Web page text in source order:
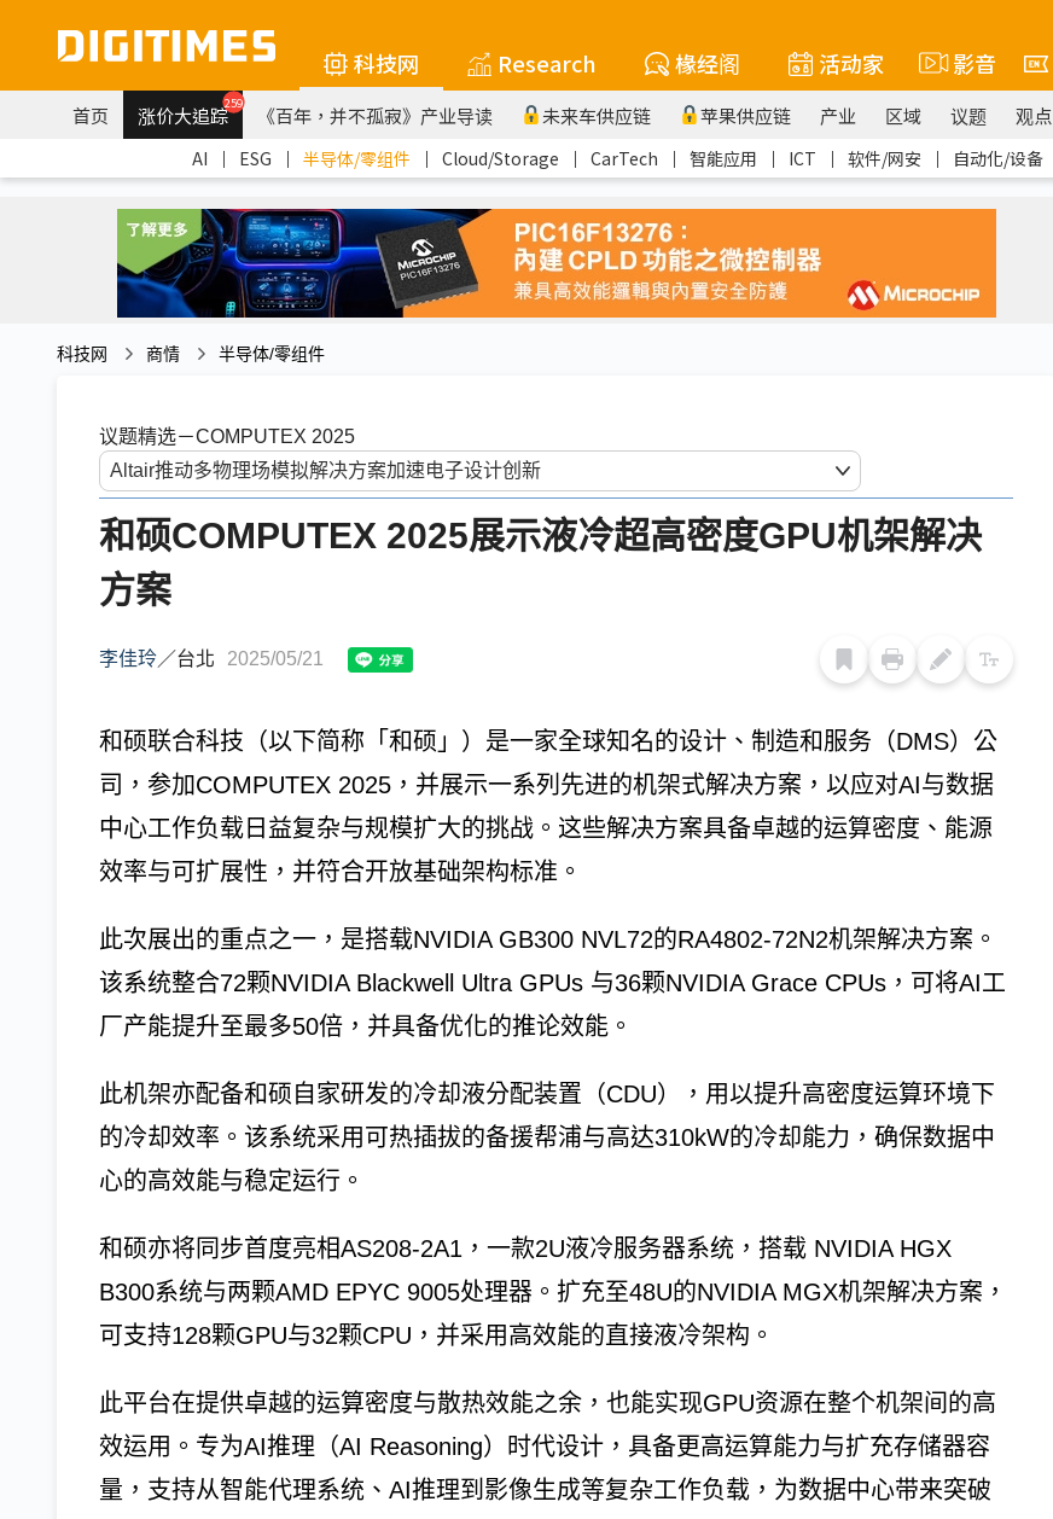
科技网 Research 椽经阁 活动家 影音
首页 涨价大追踪259 《百年，并不孤寂》产业导读 未来车供应链 苹果供应链 产业 区域 议题 观点
AI ｜ ESG ｜ 半导体/零组件 ｜ Cloud/Storage ｜ CarTech ｜ 智能应用 ｜ ICT ｜ 软件/网安 ｜ 自动化/设备
科技网 商情 半导体/零组件
议题精选－COMPUTEX 2025
和硕COMPUTEX 2025展示液冷超高密度GPU机架解决
方案
李佳玲／台北 2025/05/21
和硕联合科技（以下简称「和硕」）是一家全球知名的设计、制造和服务（DMS）公
司，参加COMPUTEX 2025，并展示一系列先进的机架式解决方案，以应对AI与数据
中心工作负载日益复杂与规模扩大的挑战。这些解决方案具备卓越的运算密度、能源
效率与可扩展性，并符合开放基础架构标准。
此次展出的重点之一，是搭载NVIDIA GB300 NVL72的RA4802-72N2机架解决方案。
该系统整合72颗NVIDIA Blackwell Ultra GPUs 与36颗NVIDIA Grace CPUs，可将AI工
厂产能提升至最多50倍，并具备优化的推论效能。
此机架亦配备和硕自家研发的冷却液分配装置（CDU），用以提升高密度运算环境下
的冷却效率。该系统采用可热插拔的备援帮浦与高达310kW的冷却能力，确保数据中
心的高效能与稳定运行。
和硕亦将同步首度亮相AS208-2A1，一款2U液冷服务器系统，搭载 NVIDIA HGX
B300系统与两颗AMD EPYC 9005处理器。扩充至48U的NVIDIA MGX机架解决方案，
可支持128颗GPU与32颗CPU，并采用高效能的直接液冷架构。
此平台在提供卓越的运算密度与散热效能之余，也能实现GPU资源在整个机架间的高
效运用。专为AI推理（AI Reasoning）时代设计，具备更高运算能力与扩充存储器容
量，支持从智能代理系统、AI推理到影像生成等复杂工作负载，为数据中心带来突破